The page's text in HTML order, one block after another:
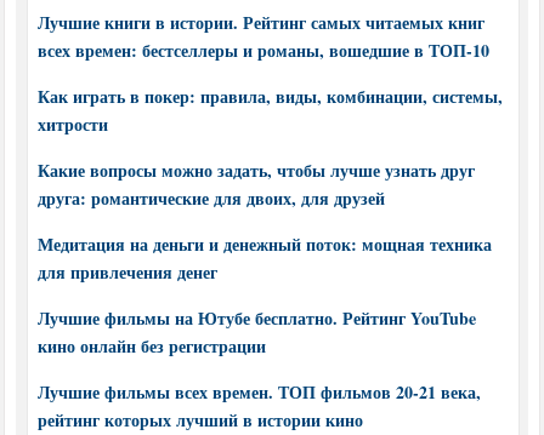
Лучшие книги в истории. Рейтинг самых читаемых книг
всех времен: бестселлеры и романы, вошедшие в ТОП-10
Как играть в покер: правила, виды, комбинации, системы,
хитрости
Какие вопросы можно задать, чтобы лучше узнать друг
друга: романтические для двоих, для друзей
Медитация на деньги и денежный поток: мощная техника
для привлечения денег
Лучшие фильмы на Ютубе бесплатно. Рейтинг YouTube
кино онлайн без регистрации
Лучшие фильмы всех времен. ТОП фильмов 20-21 века,
рейтинг которых лучший в истории кино